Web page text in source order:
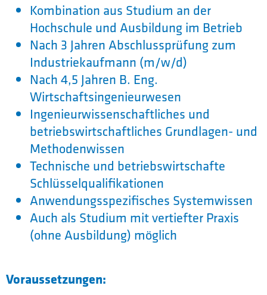
Kombination aus Studium an der
Hochschule und Ausbildung im Betrieb
Nach 3 Jahren Abschlussprüfung zum
Industriekaufmann (m/w/d)
Nach 4,5 Jahren B. Eng.
Wirtschaftsingenieurwesen
Ingenieurwissenschaftliches und
betriebswirtschaftliches Grundlagen- und
Methodenwissen
Technische und betriebswirtschafte
Schlüsselqualifikationen
Anwendungsspezifisches Systemwissen
Auch als Studium mit vertiefter Praxis
(ohne Ausbildung) möglich
Voraussetzungen: